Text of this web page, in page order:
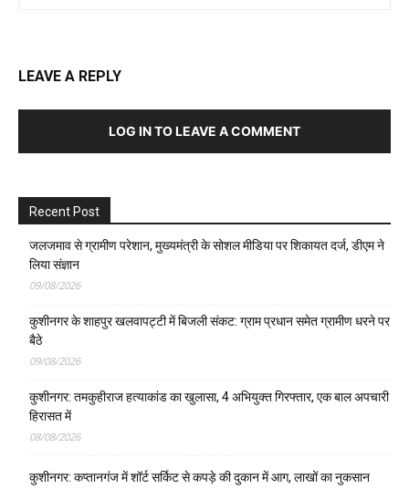
LEAVE A REPLY
LOG IN TO LEAVE A COMMENT
Recent Post
जलजमाव से ग्रामीण परेशान, मुख्यमंत्री के सोशल मीडिया पर शिकायत दर्ज, डीएम ने
लिया संज्ञान
09/08/2026
कुशीनगर के शाहपुर खलवापट्टी में बिजली संकट: ग्राम प्रधान समेत ग्रामीण धरने पर
बैठे
09/08/2026
कुशीनगर: तमकुहीराज हत्याकांड का खुलासा, 4 अभियुक्त गिरफ्तार, एक बाल अपचारी
हिरासत में
08/08/2026
कुशीनगर: कप्तानगंज में शॉर्ट सर्किट से कपड़े की दुकान में आग, लाखों का नुकसान